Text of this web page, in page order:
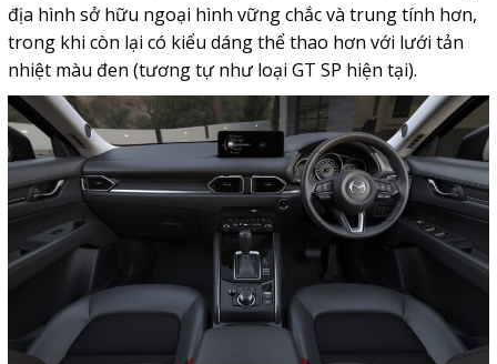
địa hình sở hữu ngoại hình vững chắc và trung tính hơn,
trong khi còn lại có kiểu dáng thể thao hơn với lưới tản
nhiệt màu đen (tương tự như loại GT SP hiện tại).